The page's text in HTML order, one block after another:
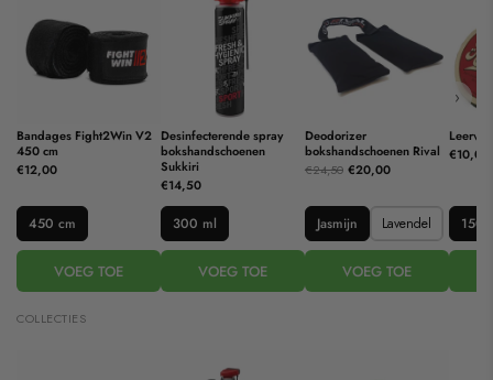
Bandages Fight2Win V2
450 cm
€12,00
450 cm
VOEG TOE
Desinfecterende spray
bokshandschoenen
Sukkiri
€14,50
300 ml
VOEG TOE
Deodorizer
bokshandschoenen Rival
€24,50 €20,00
Jasmijn Lavendel
VOEG TOE
€10,00
150
›
COLLECTIES